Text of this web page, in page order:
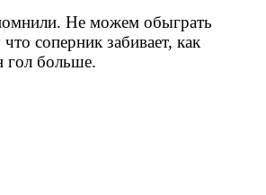
Не можем обыграть
соперник забивает, как
гол больше.